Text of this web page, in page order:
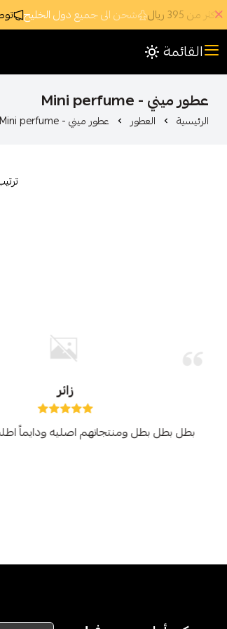
ريال شحن الى جميع دول الخليج
القائمة
عطور ميني - Mini perfume
الرئيسية العطور عطور ميني - Mini perfume
زائر
بطل بطل بطل ومنتجاتهم اصليه ودايماً